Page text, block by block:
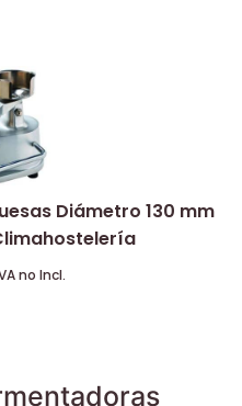
Diámetro 130 mm
no Incl.